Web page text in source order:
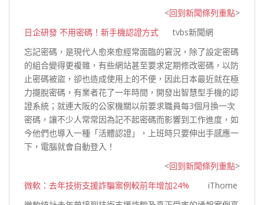
<回到新聞條列重點>
日企研發 不用密碼！新手機認證方式 tvbs新聞網
忘記密碼，是現代人愈來愈經常面臨的窘況，除了設定密碼
的組合變得更複雜，有些網站甚至要求定期修改密碼，以防
止密碼被盜，卻也造成使用上的不便，因此日本最近就在極
力擺脫密碼，有業者花了一年時間，開發出智慧型手機的認
證系統；就連大阪的公家機關以前要求職員每3個月換一次
密碼，讓不少人常常因為記不起密碼而影響到工作進度，如
今他們也導入一種「活體認證」，上班時只要伸出手感應一
下，電腦就會自動登入！
<回到新聞條列重點>
微軟：去年技術支援詐騙案例較前年增加24% iThome